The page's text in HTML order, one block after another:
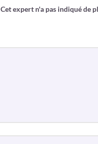
Cet expert n'a pas indiqué de